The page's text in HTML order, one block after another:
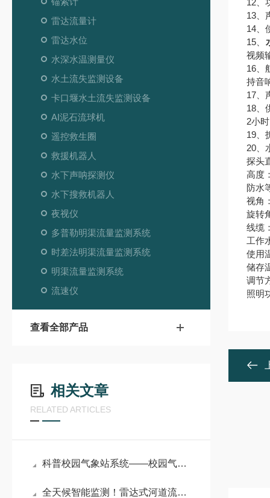
雷达流量计
雷达水位
水深水温测量仪
水土流失监测设备
卡口堰水土流失监测设备
AI泥石流球机
遥控救生圈
救援机器人
水下声呐探测仪
水下搜救机器人
夜视仪
多普勒明渠流量监测系统
时差法明渠流量监测系统
明渠流量监测系统
流速仪
查看全部产品
相关文章
RELATED ARTICLES
科普校园气象站系统——校园气象站：记录四季的 “自然日记本”
全天候智能监测！雷达式河道流速监测系统破解水文监测难题
12、
13、
14、
15、
视频
16、
持音
17、
18、
2小
19、
20、
探头
高度
防水
视角
旋转
线缆
工作
使用
储存
调节
照明